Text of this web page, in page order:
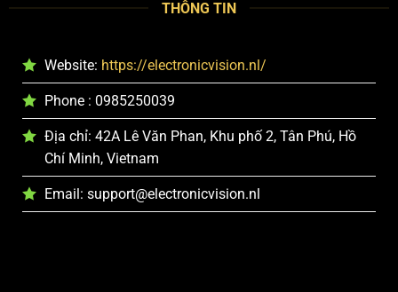
THÔNG TIN
Website: https://electronicvision.nl/
Phone : 0985250039
Địa chỉ: 42A Lê Văn Phan, Khu phố 2, Tân Phú, Hồ
Chí Minh, Vietnam
Email: support@electronicvision.nl